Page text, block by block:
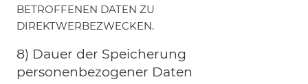
BETROFFENEN DATEN ZU
DIREKTWERBEZWECKEN.
8) Dauer der Speicherung
personenbezogener Daten